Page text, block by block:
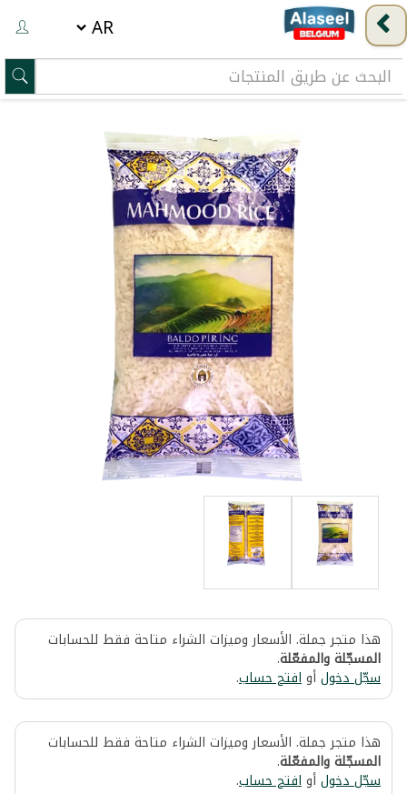
هذا متجر جملة. الأسعار وميزات الشراء متاحة فقط للحسابات
المسجّلة والمفعّلة.
سجّل دخولأوافتح حساب.
هذا متجر جملة. الأسعار وميزات الشراء متاحة فقط للحسابات
المسجّلة والمفعّلة.
سجّل دخولأوافتح حساب.